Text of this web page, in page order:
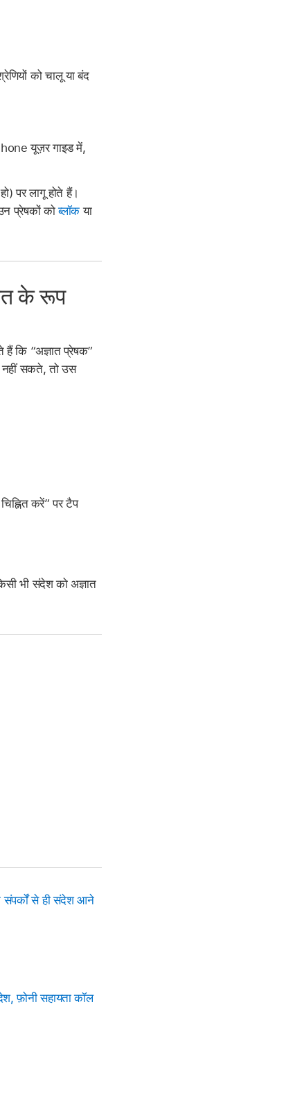
को चालू या बंद
यूज़र गाइड में,
पर लागू होते हैं।
प्रेषकों कोब्लॉक या
के रूप
हैं कि “अज्ञात प्रेषक”
नहीं सकते, तो उस
करें” पर टैप
भी संदेश को अज्ञात
संपर्कों से ही संदेश आने
फ़ोनी सहायता कॉल